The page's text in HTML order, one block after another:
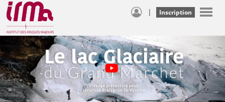
| Inscription